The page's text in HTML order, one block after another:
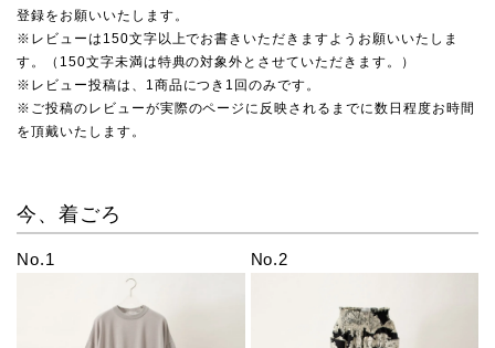
登録をお願いいたします。
※レビューは150文字以上でお書きいただきますようお願いいたしま
す。（150文字未満は特典の対象外とさせていただきます。）
※レビュー投稿は、1商品につき1回のみです。
※ご投稿のレビューが実際のページに反映されるまでに数日程度お時間
を頂戴いたします。
今、着ごろ
No.1 No.2